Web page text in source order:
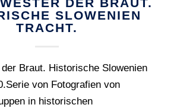
SLOWENIEN
TRACHT.
Braut. Historische Slowenien
von Fotografien von
in historischen